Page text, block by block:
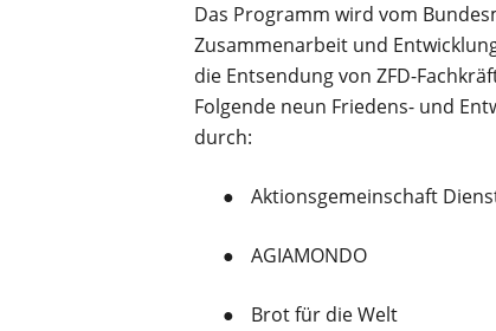
Das Programm wird vom
Zusammenarbeit und
die Entsendung von ZFD-
Folgende neun Friedens- und
durch:
Aktionsgemeinschaft
AGIAMONDO
Brot für die Welt